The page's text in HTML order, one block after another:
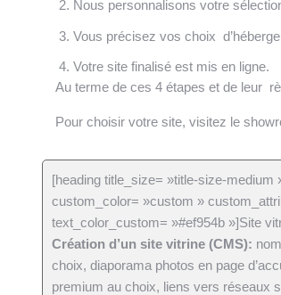
Nous personnalisons votre
Vous précisez vos choix
Votre site finalisé est mis en ligne.
Au terme de ces 4 étapes et de leur
Pour choisir votre site, visitez le
[heading title_size= »title-size-medium
custom_color= »custom »
text_color_custom= »#ef954b »]Site
Création d’un site vitrine (CMS):
choix, diaporama photos en page
premium au choix, liens vers réseaux